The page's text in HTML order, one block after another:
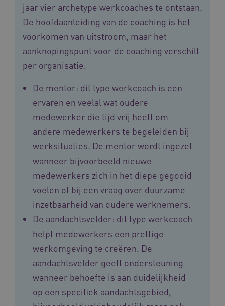
jaar vier archetype werkcoaches te ontstaan.
De hoofdaanleiding van de coaching is het
voorkomen van uitstroom, maar het
aanknopingspunt voor de coaching verschilt
per organisatie.
De mentor: dit type werkcoach is een
ervaren en veelal wat oudere
medewerker die tijd vrij heeft om
andere medewerkers te begeleiden bij
werksituaties. De mentor wordt ingezet
wanneer bijvoorbeeld nieuwe
medewerkers zich in het diepe gegooid
voelen of bij een vraag over duurzame
inzetbaarheid van oudere werknemers.
De aandachtsvelder: dit type werkcoach
helpt medewerkers een prettige
werkomgeving te creëren. De
aandachtsvelder geeft ondersteuning
wanneer behoefte is aan duidelijkheid
op een specifiek aandachtsgebied,
ASLBSA
ASLBSACORS www.vilans.nl